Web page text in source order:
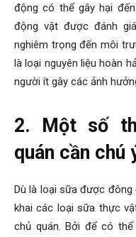
động có thể gây hại
động vật được đánh
nghiêm trọng đến môi
là loại nguyên liệu hoàn
người ít gây các ảnh
2. Một số
quán cần chú
Dù là loại sữa được
khai các loại sữa thực
chủ quán. Bởi để có